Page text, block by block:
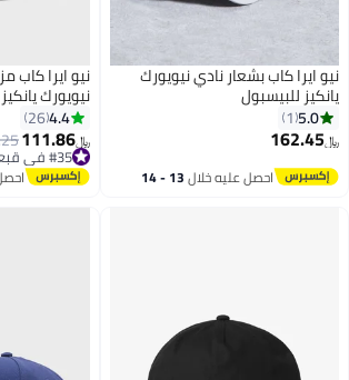
نيو ايرا كاب بشعار نادي نيويورك
يانكيز للبيسبول
5.0
1
﷼‏162.45
احصل عليه خلال 13 - 14
نيو ايرا كاب
نيويورك يانكيز
4.4
26
﷼‏111.86
#35 في قبعات البيسبول النسائية
#35 في قبعات البيسبول النسائية